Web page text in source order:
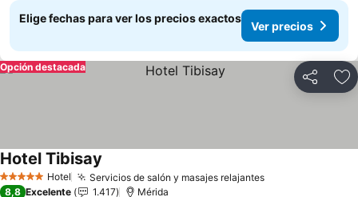
Elige fechas para ver los precios exactos
Ver precios
Compartir
Opción destacada
5 Estrellas Hotel Servicios de salón y masajes relajantes
Hotel Tibisay
8,8 Excelente 1.417 Mérida